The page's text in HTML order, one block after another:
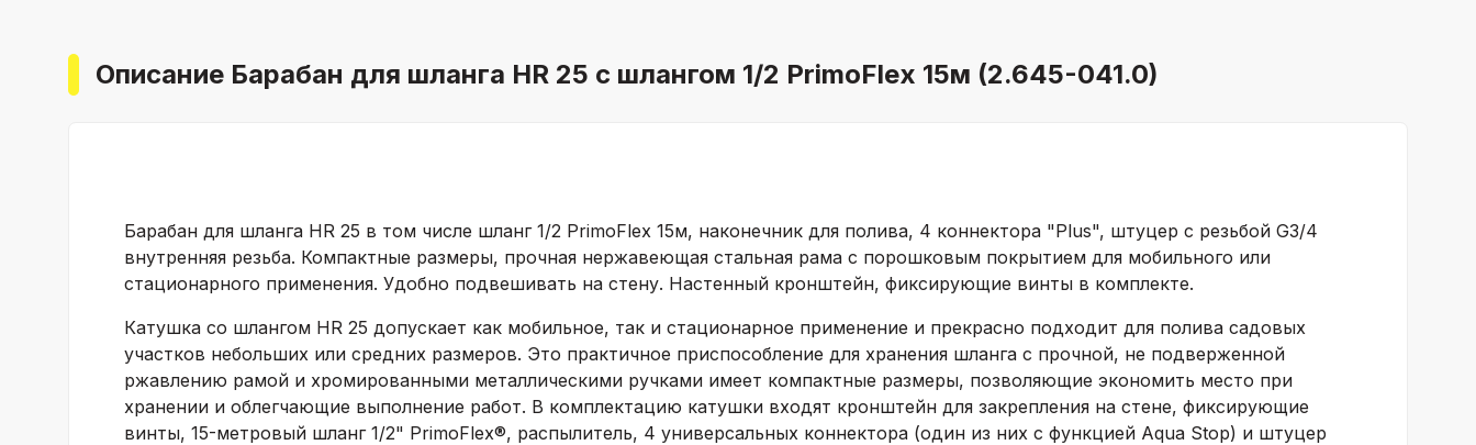
Описание Барабан для шланга HR 25 с шлангом 1/2 PrimoFlex 15м (2.645-041.0)
Барабан для шланга HR 25 в том числе шланг 1/2 PrimoFlex 15м, наконечник для полива, 4 коннектора "Plus", штуцер с резьбой G3/4
внутренняя резьба. Компактные размеры, прочная нержавеющая стальная рама с порошковым покрытием для мобильного или
стационарного применения. Удобно подвешивать на стену. Настенный кронштейн, фиксирующие винты в комплекте.
Катушка со шлангом HR 25 допускает как мобильное, так и стационарное применение и прекрасно подходит для полива садовых
участков небольших или средних размеров. Это практичное приспособление для хранения шланга с прочной, не подверженной
ржавлению рамой и хромированными металлическими ручками имеет компактные размеры, позволяющие экономить место при
хранении и облегчающие выполнение работ. В комплектацию катушки входят кронштейн для закрепления на стене, фиксирующие
винты, 15-метровый шланг 1/2" PrimoFlex®, распылитель, 4 универсальных коннектора (один из них с функцией Aqua Stop) и штуцер